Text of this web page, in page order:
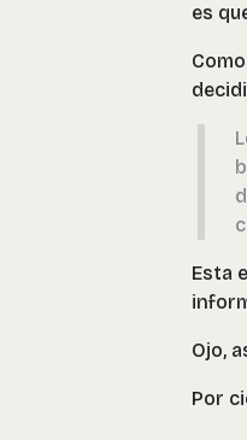
es
Esta
Ojo,
Por